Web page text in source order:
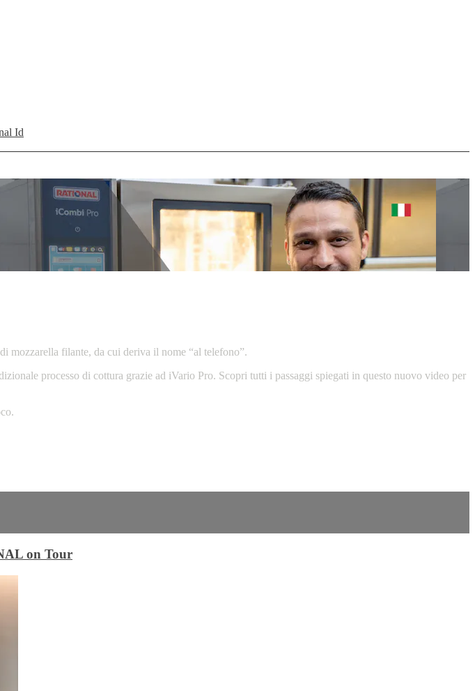
Id
mozzarella filante, da cui deriva il nome “al telefono”.
processo di cottura grazie ad iVario Pro. Scopri tutti i passaggi spiegati in questo nuovo video per
on Tour